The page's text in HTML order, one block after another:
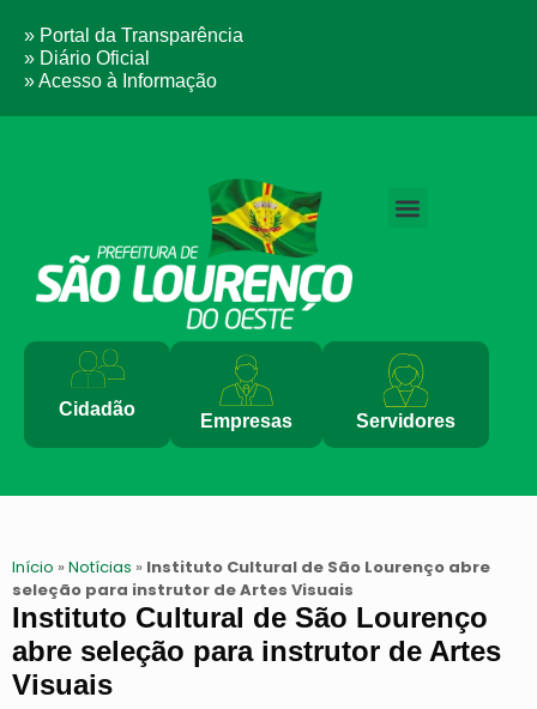
» Portal da Transparência
» Diário Oficial
» Acesso à Informação
Cidadão
Empresas Servidores
Início » Notícias » Instituto Cultural de São Lourenço abre
seleção para instrutor de Artes Visuais
Instituto Cultural de São Lourenço
abre seleção para instrutor de Artes
Visuais